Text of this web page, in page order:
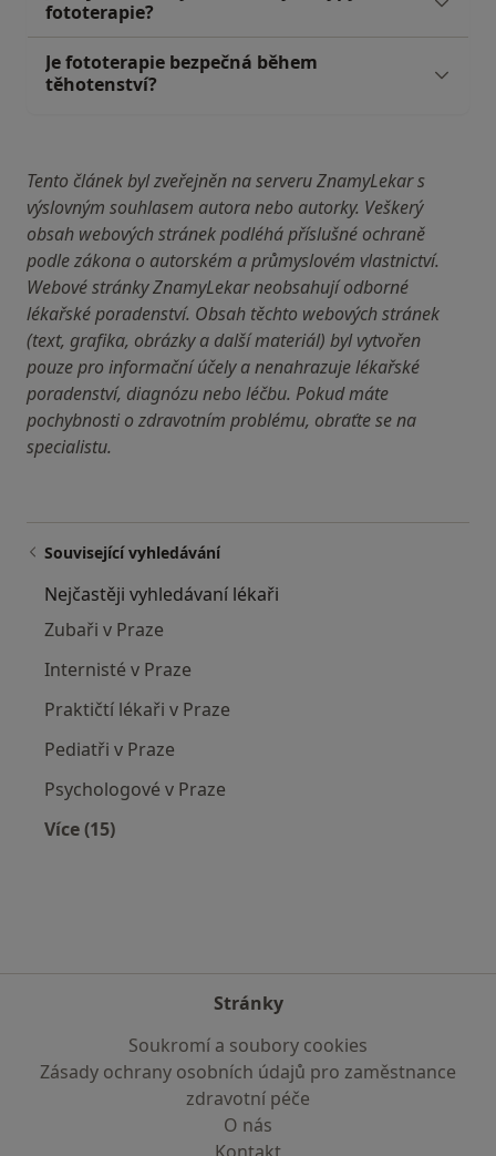
fototerapie?
Je fototerapie bezpečná během
těhotenství?
Tento článek byl zveřejněn na serveru ZnamyLekar s
výslovným souhlasem autora nebo autorky. Veškerý
obsah webových stránek podléhá příslušné ochraně
podle zákona o autorském a průmyslovém vlastnictví.
Webové stránky ZnamyLekar neobsahují odborné
lékařské poradenství. Obsah těchto webových stránek
(text, grafika, obrázky a další materiál) byl vytvořen
pouze pro informační účely a nenahrazuje lékařské
poradenství, diagnózu nebo léčbu. Pokud máte
pochybnosti o zdravotním problému, obraťte se na
specialistu.
Související vyhledávání
Nejčastěji vyhledávaní lékaři
Zubaři v Praze
Internisté v Praze
Praktičtí lékaři v Praze
Pediatři v Praze
Psychologové v Praze
Více (15)
Stránky
Soukromí a soubory cookies
Zásady ochrany osobních údajů pro zaměstnance
zdravotní péče
O nás